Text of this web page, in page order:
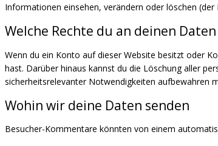
Informationen einsehen, verändern oder löschen
Welche Rechte du an deinen
Wenn du ein Konto auf dieser Website besitzt oder
hast. Darüber hinaus kannst du die Löschung aller
sicherheitsrelevanter Notwendigkeiten aufbewahren
Wohin wir deine Daten senden
Besucher-Kommentare könnten von einem